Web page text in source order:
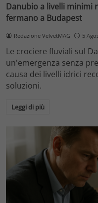
Danubio a livelli minimi
fermano a Budapest
Redazione VelvetMAG 5
Le crociere fluviali sul
un'emergenza senza
causa dei livelli idrici
soluzioni.
Leggi di più